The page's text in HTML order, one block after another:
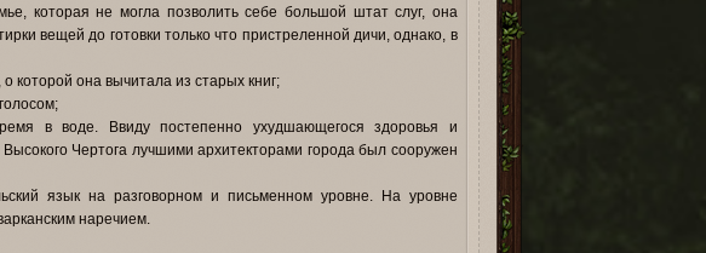
которая не могла позволить себе большой штат слуг, она
вещей до готовки только что пристреленной дичи, однако, в
которой она вычитала из старых книг;
в воде. Ввиду постепенно ухудшающегося здоровья и
Чертога лучшими архитекторами города был сооружен
язык на разговорном и письменном уровне. На уровне
наречием.